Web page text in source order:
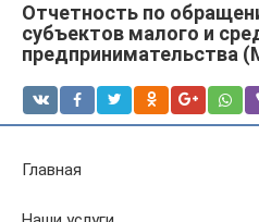
Отчетность по
субъектов малого и
предпринимательства
Главная